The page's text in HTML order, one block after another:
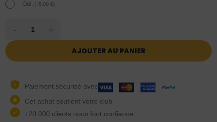
Oui. (+5,00€)
AJOUTER AU PANIER
Paiement sécurisé avec
Cet achat soutient votre club
+20 000 clients nous font confiance